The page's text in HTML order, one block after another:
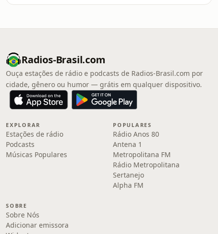
Radios-Brasil.com
Ouça estações de rádio e podcasts de Radios-Brasil.com por
cidade, gênero ou humor — grátis em qualquer dispositivo.
EXPLORAR
Estações de rádio
Podcasts
Músicas Populares
POPULARES
Rádio Anos 80
Antena 1
Metropolitana FM
Rádio Metropolitana
Sertanejo
Alpha FM
SOBRE
Sobre Nós
Adicionar emissora